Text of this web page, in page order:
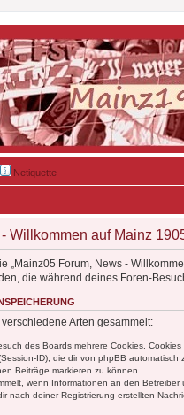
Netiquette
Willkommen auf Mainz
„Mainz05 Forum, News -
die während deines Foren-
Arten gesammelt:
des Boards mehrere Cookies.
ID), die dir von phpBB
Beiträge markieren zu können.
wenn Informationen an den
nach deiner Registrierung erstellten